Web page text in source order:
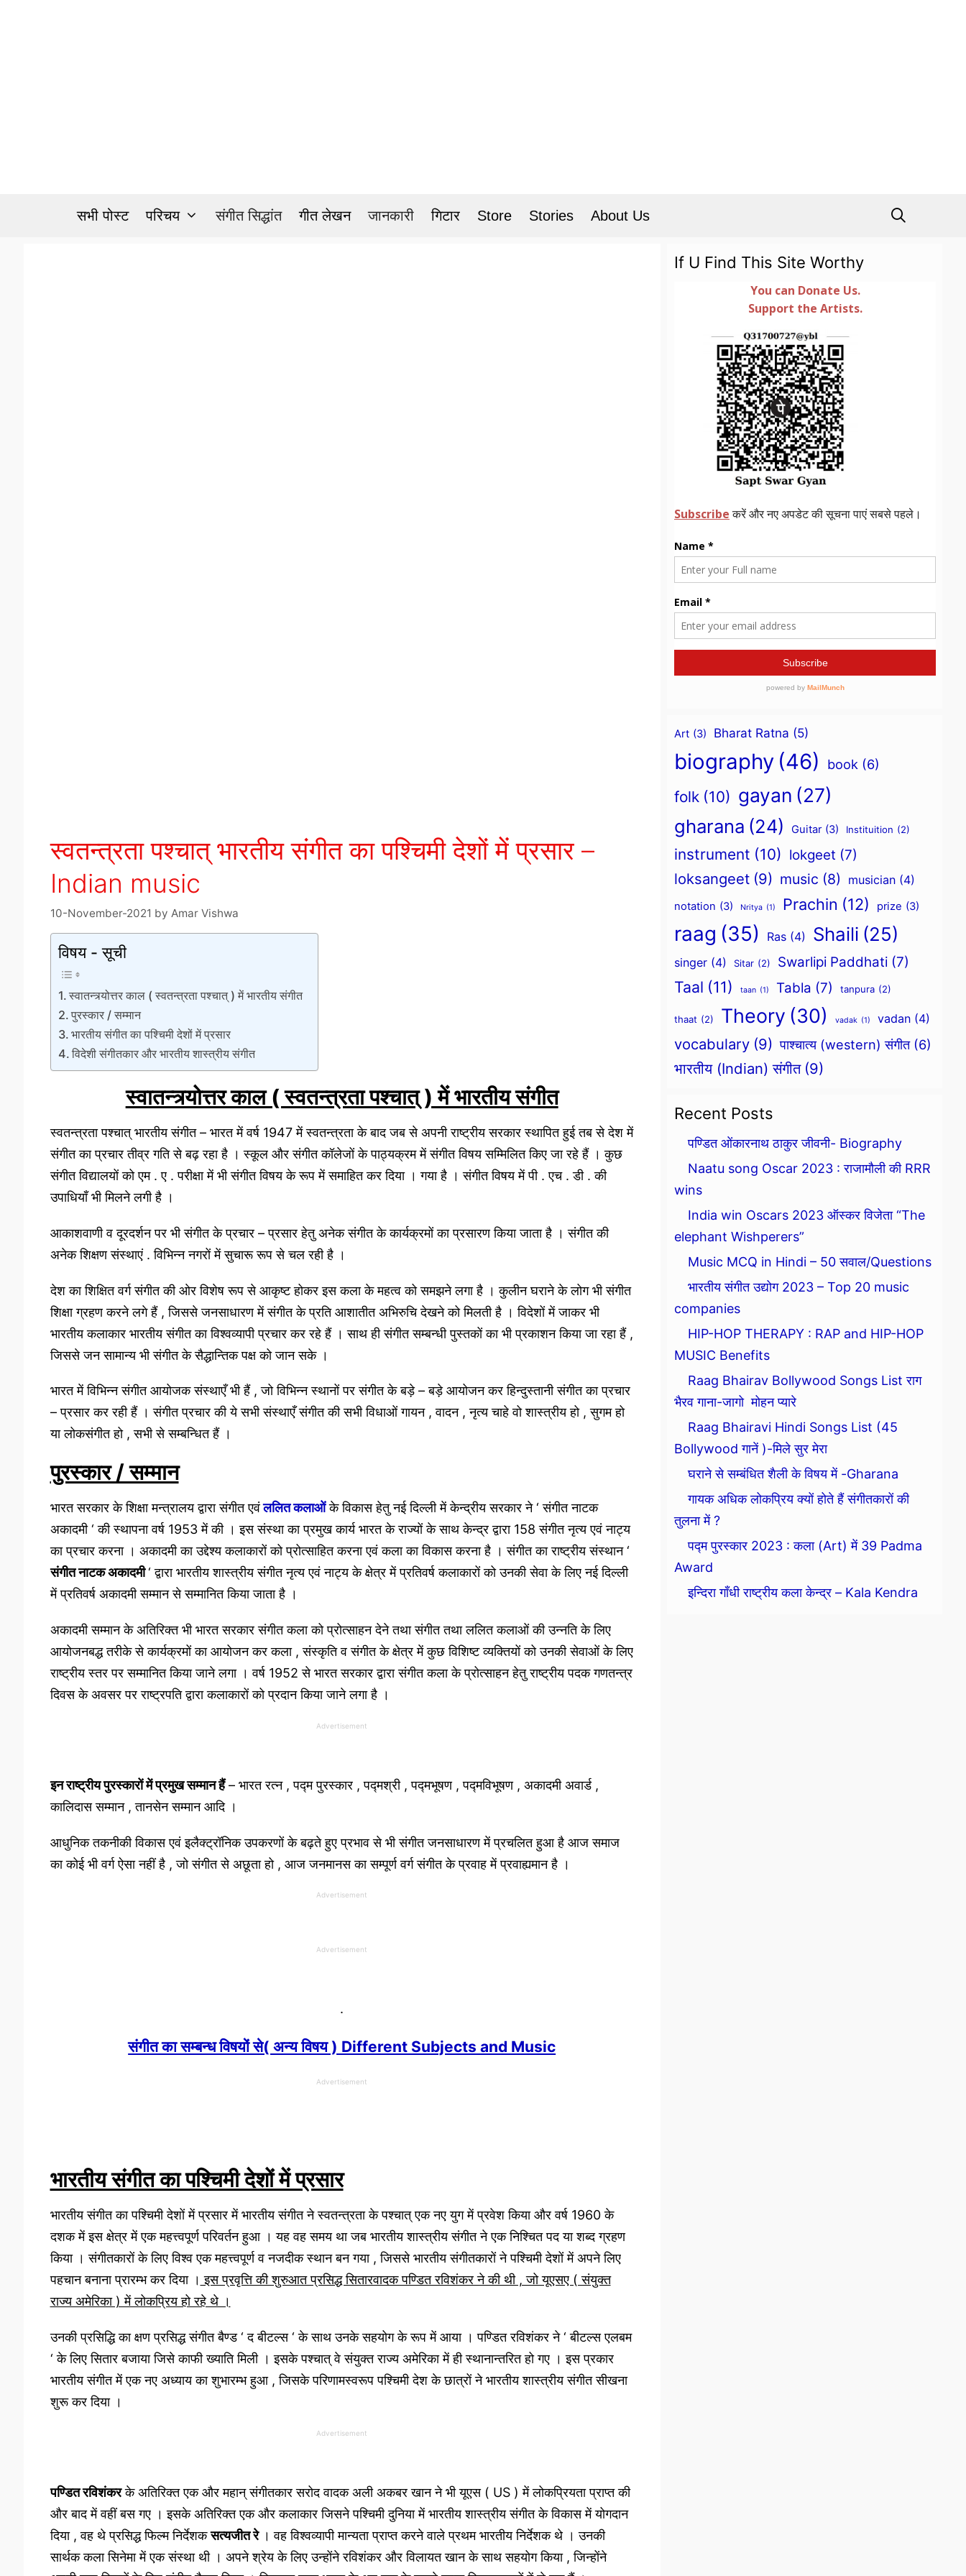
सभी पोस्ट परिचय संगीत सिद्धांत गीत लेखन जानकारी गिटार Store Stories About Us
स्वतन्त्रता पश्चात् भारतीय संगीत का पश्चिमी देशों में प्रसार –
Indian music
10-November-2021 by Amar Vishwa
विषय - सूची
स्वातन्त्र्योत्तर काल ( स्वतन्त्रता पश्चात् ) में भारतीय संगीत
पुरस्कार / सम्मान
भारतीय संगीत का पश्चिमी देशों में प्रसार
विदेशी संगीतकार और भारतीय शास्त्रीय संगीत
स्वातन्त्र्योत्तर काल ( स्वतन्त्रता पश्चात् ) में भारतीय संगीत
स्वतन्त्रता पश्चात् भारतीय संगीत – भारत में वर्ष 1947 में स्वतन्त्रता के बाद जब से अपनी राष्ट्रीय सरकार स्थापित हुई तब से देश में
संगीत का प्रचार तीव्र गति से बढ़ रहा है । स्कूल और संगीत कॉलेजों के पाठ्यक्रम में संगीत विषय सम्मिलित किए जा रहे हैं । कुछ
संगीत विद्यालयों को एम . ए . परीक्षा में भी संगीत विषय के रूप में समाहित कर दिया । गया है । संगीत विषय में पी . एच . डी . की
उपाधियाँ भी मिलने लगी है ।
आकाशवाणी व दूरदर्शन पर भी संगीत के प्रचार – प्रसार हेतु अनेक संगीत के कार्यक्रमों का प्रसारण किया जाता है । संगीत की
अनेक शिक्षण संस्थाएं . विभिन्न नगरों में सुचारू रूप से चल रही है ।
देश का शिक्षित वर्ग संगीत की ओर विशेष रूप से आकृष्ट होकर इस कला के महत्व को समझने लगा है । कुलीन घराने के लोग भी संगीत
शिक्षा ग्रहण करने लगे हैं , जिससे जनसाधारण में संगीत के प्रति आशातीत अभिरुचि देखने को मिलती है । विदेशों में जाकर भी
भारतीय कलाकार भारतीय संगीत का विश्वव्यापी प्रचार कर रहे हैं । साथ ही संगीत सम्बन्धी पुस्तकों का भी प्रकाशन किया जा रहा हैं ,
जिससे जन सामान्य भी संगीत के सैद्धान्तिक पक्ष को जान सके ।
भारत में विभिन्न संगीत आयोजक संस्थाएँ भी हैं , जो विभिन्न स्थानों पर संगीत के बड़े – बड़े आयोजन कर हिन्दुस्तानी संगीत का प्रचार
– प्रसार कर रही हैं । संगीत प्रचार की ये सभी संस्थाएँ संगीत की सभी विधाओं गायन , वादन , नृत्य चाहे वो शास्त्रीय हो , सुगम हो
या लोकसंगीत हो , सभी से सम्बन्धित हैं ।
पुरस्कार / सम्मान
भारत सरकार के शिक्षा मन्त्रालय द्वारा संगीत एवंललित कलाओंके विकास हेतु नई दिल्ली में केन्द्रीय सरकार ने ‘ संगीत नाटक
अकादमी ‘ की स्थापना वर्ष 1953 में की । इस संस्था का प्रमुख कार्य भारत के राज्यों के साथ केन्द्र द्वारा 158 संगीत नृत्य एवं नाट्य
का प्रचार करना । अकादमी का उद्देश्य कलाकारों को प्रोत्साहित करना एवं कला का विकास करना है । संगीत का राष्ट्रीय संस्थान ‘
संगीत नाटक अकादमी‘ द्वारा भारतीय शास्त्रीय संगीत नृत्य एवं नाट्य के क्षेत्र में प्रतिवर्ष कलाकारों को उनकी सेवा के लिए नई दिल्ली
में प्रतिवर्ष अकादमी सम्मान से सम्मानित किया जाता है ।
अकादमी सम्मान के अतिरिक्त भी भारत सरकार संगीत कला को प्रोत्साहन देने तथा संगीत तथा ललित कलाओं की उन्नति के लिए
आयोजनबद्ध तरीके से कार्यक्रमों का आयोजन कर कला , संस्कृति व संगीत के क्षेत्र में कुछ विशिष्ट व्यक्तियों को उनकी सेवाओं के लिए
राष्ट्रीय स्तर पर सम्मानित किया जाने लगा । वर्ष 1952 से भारत सरकार द्वारा संगीत कला के प्रोत्साहन हेतु राष्ट्रीय पदक गणतन्त्र
दिवस के अवसर पर राष्ट्रपति द्वारा कलाकारों को प्रदान किया जाने लगा है ।
Advertisement
इन राष्ट्रीय पुरस्कारों में प्रमुख सम्मान हैं– भारत रत्न , पद्म पुरस्कार , पद्मश्री , पद्मभूषण , पद्मविभूषण , अकादमी अवार्ड ,
कालिदास सम्मान , तानसेन सम्मान आदि ।
आधुनिक तकनीकी विकास एवं इलैक्ट्रॉनिक उपकरणों के बढ़ते हुए प्रभाव से भी संगीत जनसाधारण में प्रचलित हुआ है आज समाज
का कोई भी वर्ग ऐसा नहीं है , जो संगीत से अछूता हो , आज जनमानस का सम्पूर्ण वर्ग संगीत के प्रवाह में प्रवाह्यमान है ।
Advertisement
Advertisement
.
संगीत का सम्बन्ध विषयों से( अन्य विषय ) Different Subjects and Music
Advertisement
भारतीय संगीत का पश्चिमी देशों में प्रसार
भारतीय संगीत का पश्चिमी देशों में प्रसार में भारतीय संगीत ने स्वतन्त्रता के पश्चात् एक नए युग में प्रवेश किया और वर्ष 1960 के
दशक में इस क्षेत्र में एक महत्त्वपूर्ण परिवर्तन हुआ । यह वह समय था जब भारतीय शास्त्रीय संगीत ने एक निश्चित पद या शब्द ग्रहण
किया । संगीतकारों के लिए विश्व एक महत्त्वपूर्ण व नजदीक स्थान बन गया , जिससे भारतीय संगीतकारों ने पश्चिमी देशों में अपने लिए
पहचान बनाना प्रारम्भ कर दिया । इस प्रवृत्ति की शुरुआत प्रसिद्ध सितारवादक पण्डित रविशंकर ने की थी , जो यूएसए ( संयुक्त
राज्य अमेरिका ) में लोकप्रिय हो रहे थे ।
उनकी प्रसिद्धि का क्षण प्रसिद्ध संगीत बैण्ड ‘ द बीटल्स ‘ के साथ उनके सहयोग के रूप में आया । पण्डित रविशंकर ने ‘ बीटल्स एलबम
‘ के लिए सितार बजाया जिसे काफी ख्याति मिली । इसके पश्चात् वे संयुक्त राज्य अमेरिका में ही स्थानान्तरित हो गए । इस प्रकार
भारतीय संगीत में एक नए अध्याय का शुभारम्भ हुआ , जिसके परिणामस्वरूप पश्चिमी देश के छात्रों ने भारतीय शास्त्रीय संगीत सीखना
शुरू कर दिया ।
Advertisement
पण्डित रविशंकरके अतिरिक्त एक और महान् संगीतकार सरोद वादक अली अकबर खान ने भी यूएस ( US ) में लोकप्रियता प्राप्त की
और बाद में वहीं बस गए । इसके अतिरिक्त एक और कलाकार जिसने पश्चिमी दुनिया में भारतीय शास्त्रीय संगीत के विकास में योगदान
दिया , वह थे प्रसिद्ध फिल्म निर्देशकसत्यजीत रे । वह विश्वव्यापी मान्यता प्राप्त करने वाले प्रथम भारतीय निर्देशक थे । उनकी
सार्थक कला सिनेमा में एक संस्था थी । अपने श्रेय के लिए उन्होंने रविशंकर और विलायत खान के साथ सहयोग किया , जिन्होंने
If U Find This Site Worthy
Art (3) Bharat Ratna (5)
biography (46) book (6)
folk (10) gayan (27)
gharana (24) Guitar (3) Instituition (2)
instrument (10) lokgeet (7)
loksangeet (9) music (8) musician (4)
notation (3) Nritya (1) Prachin (12) prize (3)
raag (35) Ras (4) Shaili (25)
singer (4) Sitar (2) Swarlipi Paddhati (7)
Taal (11) taan (1) Tabla (7) tanpura (2)
thaat (2) Theory (30) vadak (1) vadan (4)
vocabulary (9) पाश्चात्य (western) संगीत (6)
भारतीय (Indian) संगीत (9)
Recent Posts
पण्डित ओंकारनाथ ठाकुर जीवनी- Biography
Naatu song Oscar 2023 : राजामौली की RRR
wins
India win Oscars 2023 ऑस्कर विजेता “The
elephant Wishperers”
Music MCQ in Hindi – 50 सवाल/Questions
भारतीय संगीत उद्योग 2023 – Top 20 music
companies
HIP-HOP THERAPY : RAP and HIP-HOP
MUSIC Benefits
Raag Bhairav Bollywood Songs List राग
भैरव गाना-जागो मोहन प्यारे
Raag Bhairavi Hindi Songs List (45
Bollywood गानें )-मिले सुर मेरा
घराने से सम्बंधित शैली के विषय में -Gharana
गायक अधिक लोकप्रिय क्यों होते हैं संगीतकारों की
तुलना में ?
पद्म पुरस्कार 2023 : कला (Art) में 39 Padma
Award
इन्दिरा गाँधी राष्ट्रीय कला केन्द्र – Kala Kendra